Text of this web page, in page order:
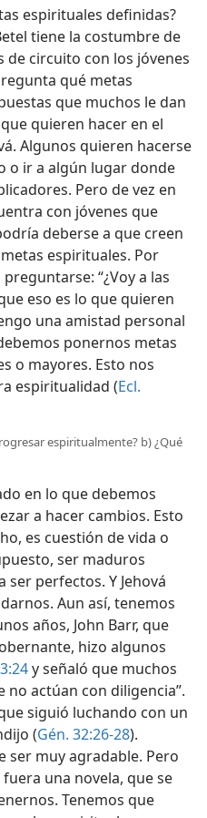
espirituales definidas?
tiene la costumbre de
de circuito con los jóvenes
qué metas
que muchos le dan
quieren hacer en el
Algunos quieren hacerse
o ir a algún lugar donde
Pero de vez en
con jóvenes que
deberse a que creen
espirituales. Por
“¿Voy a las
eso es lo que quieren
una amistad personal
ponernos metas
o mayores. Esto nos
espiritualidad (Ecl.
espiritualmente? b) ¿Qué
en lo que debemos
a hacer cambios. Esto
es cuestión de vida o
ser maduros
perfectos. Y Jehová
Aun así, tenemos
años, John Barr, que
hizo algunos
y señaló que muchos
no actúan con diligencia”.
siguió luchando con un
(Gén. 32:26-28).
ser muy agradable. Pero
una novela, que se
Tenemos que